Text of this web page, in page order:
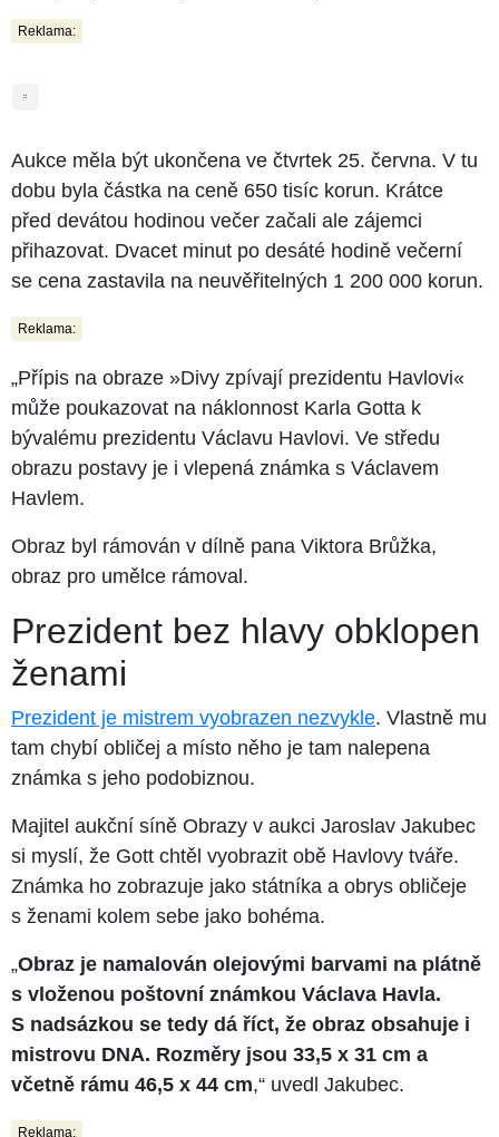
Reklama:
Aukce měla být ukončena ve čtvrtek 25. června. V tu
dobu byla částka na ceně 650 tisíc korun. Krátce
před devátou hodinou večer začali ale zájemci
přihazovat. Dvacet minut po desáté hodině večerní
se cena zastavila na neuvěřitelných 1 200 000 korun.
Reklama:
„Přípis na obraze »Divy zpívají prezidentu Havlovi«
může poukazovat na náklonnost Karla Gotta k
bývalému prezidentu Václavu Havlovi. Ve středu
obrazu postavy je i vlepená známka s Václavem
Havlem.
Obraz byl rámován v dílně pana Viktora Brůžka,
obraz pro umělce rámoval.
Prezident bez hlavy obklopen
ženami
Prezident je mistrem vyobrazen nezvykle. Vlastně mu
tam chybí obličej a místo něho je tam nalepena
známka s jeho podobiznou.
Majitel aukční síně Obrazy v aukci Jaroslav Jakubec
si myslí, že Gott chtěl vyobrazit obě Havlovy tváře.
Známka ho zobrazuje jako státníka a obrys obličeje
s ženami kolem sebe jako bohéma.
„Obraz je namalován olejovými barvami na plátně
s vloženou poštovní známkou Václava Havla.
S nadsázkou se tedy dá říct, že obraz obsahuje i
mistrovu DNA. Rozměry jsou 33,5 x 31 cm a
včetně rámu 46,5 x 44 cm,“ uvedl Jakubec.
Reklama: